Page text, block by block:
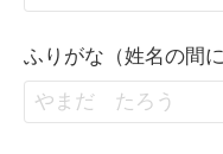
ふりがな（姓名の間